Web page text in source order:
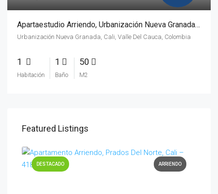
Apartaestudio Arriendo, Urbanización Nueva Granada, Cali – 4111
Urbanización Nueva Granada, Cali, Valle Del Cauca, Colombia
1
Habitación
1
Baño
50
M2
Featured Listings
ARRIENDO
DESTACADO